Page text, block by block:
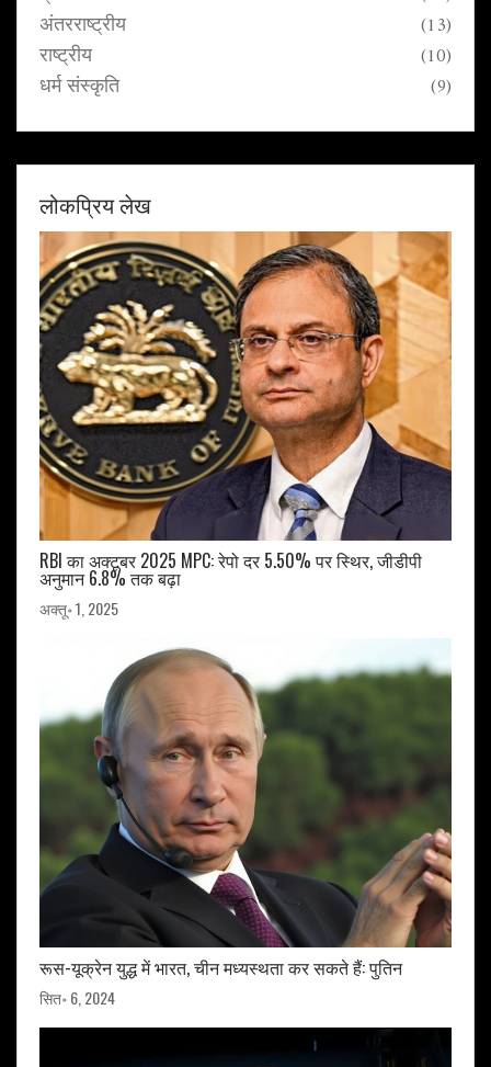
अंतरराष्ट्रीय (13)
राष्ट्रीय (10)
धर्म संस्कृति (9)
लोकप्रिय लेख
RBI का अक्टूबर 2025 MPC: रेपो दर 5.50% पर स्थिर, जीडीपी
अनुमान 6.8% तक बढ़ा
अक्तू॰ 1, 2025
रूस-यूक्रेन युद्ध में भारत, चीन मध्यस्थता कर सकते हैं: पुतिन
सित॰ 6, 2024